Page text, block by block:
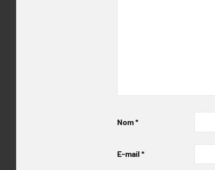
Nom*
E-mail *